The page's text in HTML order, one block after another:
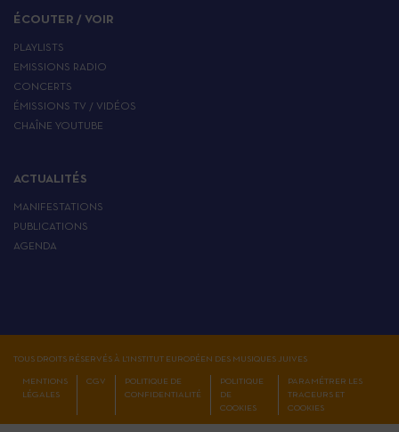
ÉCOUTER / VOIR
PLAYLISTS
EMISSIONS RADIO
CONCERTS
ÉMISSIONS TV / VIDÉOS
CHAÎNE YOUTUBE
ACTUALITÉS
MANIFESTATIONS
PUBLICATIONS
AGENDA
TOUS DROITS RÉSERVÉS À L'INSTITUT EUROPÉEN DES MUSIQUES JUIVES
MENTIONS
LÉGALES
CGV
POLITIQUE DE
CONFIDENTIALITÉ
POLITIQUE
DE
COOKIES
PARAMÉTRER LES
TRACEURS ET
COOKIES